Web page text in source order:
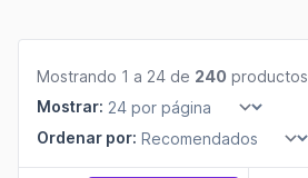
Mostrando 1 a 24 de 240 productos
Mostrar:
Ordenar por: